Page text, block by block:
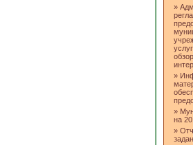
»
»
»
на
»